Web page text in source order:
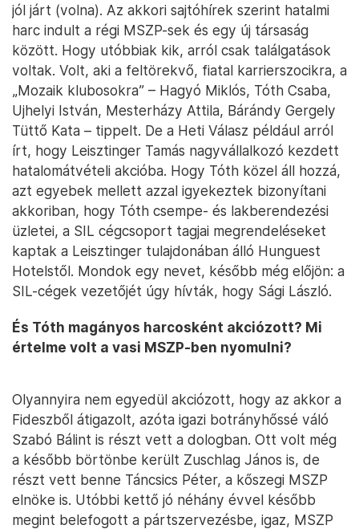
jól járt (volna). Az akkori sajtóhírek szerint hatalmi
harc indult a régi MSZP-sek és egy új társaság
között. Hogy utóbbiak kik, arról csak találgatások
voltak. Volt, aki a feltörekvő, fiatal karrierszocikra, a
„Mozaik klubosokra” – Hagyó Miklós, Tóth Csaba,
Ujhelyi István, Mesterházy Attila, Bárándy Gergely
Tüttő Kata – tippelt. De a Heti Válasz például arról
írt, hogy Leisztinger Tamás nagyvállalkozó kezdett
hatalomátvételi akcióba. Hogy Tóth közel áll hozzá,
azt egyebek mellett azzal igyekeztek bizonyítani
akkoriban, hogy Tóth csempe- és lakberendezési
üzletei, a SIL cégcsoport tagjai megrendeléseket
kaptak a Leisztinger tulajdonában álló Hunguest
Hotelstől. Mondok egy nevet, később még előjön: a
SIL-cégek vezetőjét úgy hívták, hogy Sági László.
És Tóth magányos harcosként akciózott? Mi
értelme volt a vasi MSZP-ben nyomulni?
Olyannyira nem egyedül akciózott, hogy az akkor a
Fideszből átigazolt, azóta igazi botrányhőssé váló
Szabó Bálint is részt vett a dologban. Ott volt még
a később börtönbe került Zuschlag János is, de
részt vett benne Táncsics Péter, a kőszegi MSZP
elnöke is. Utóbbi kettő jó néhány évvel később
megint belefogott a pártszervezésbe, igaz, MSZP